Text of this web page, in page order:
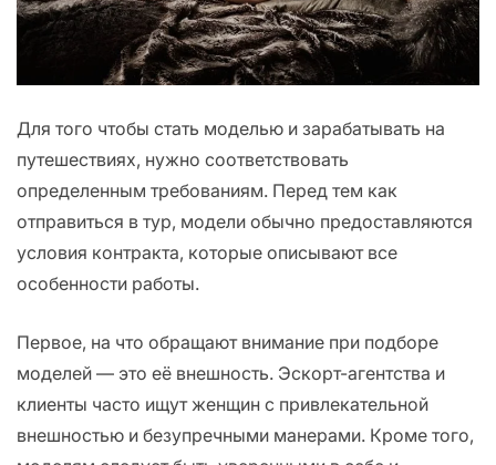
Для того чтобы стать моделью и зарабатывать на
путешествиях, нужно соответствовать
определенным требованиям. Перед тем как
отправиться в тур, модели обычно предоставляются
условия контракта, которые описывают все
особенности работы.
Первое, на что обращают внимание при подборе
моделей — это её внешность. Эскорт-агентства и
клиенты часто ищут женщин с привлекательной
внешностью и безупречными манерами. Кроме того,